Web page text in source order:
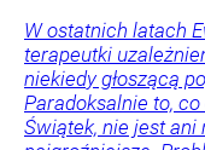
W ostatnich latach
terapeutki
niekiedy głoszącą
Paradoksalnie to,
Świątek, nie jest